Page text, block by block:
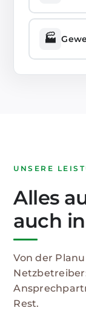
🏭
UNSERE
Alles
auch
Von der
Rest.